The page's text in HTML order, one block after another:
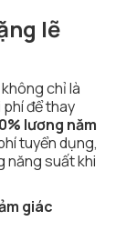
lẽ
chỉ là
để thay
lương năm
tuyển dụng,
năng suất khi
giác